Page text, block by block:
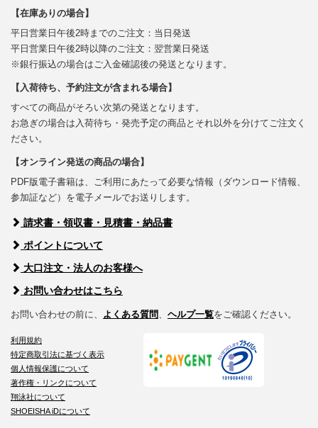
【在庫ありの場合】
平日営業日午後2時までのご注文：当日発送
平日営業日午後2時以降のご注文：翌営業日発送
※銀行振込の場合はご入金確認後の発送となります。
【入荷待ち、予約注文が含まれる場合】
すべての商品がそろい次第の発送となります。
お急ぎの場合は入荷待ち・発売予定の商品とそれ以外を分けてご注文く
ださい。
【オンライン発送の商品の場合】
PDF版電子書籍は、ご利用にあたって必要な情報（ダウンロード情報、
参加証など）を電子メールでお送りします。
請求書・領収書・見積書・納品書
ポイントについて
大口注文・法人のお客様へ
お問い合わせはこちら
お問い合わせの前に、 よくある質問、 ヘルプ一覧をご確認ください。
利用規約
特定商取引法に基づく表示
個人情報保護について
著作権・リンクについて
翔泳社について
SHOEISHA iDについて